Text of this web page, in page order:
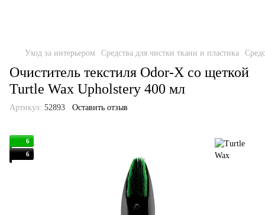
Уход за интерьером Средства для чистки ткани и пластика
Очиститель текстиля Odor-X со щеткой
Turtle Wax Upholstery 400 мл
Артикул: 52893 Оставить отзыв
6
6